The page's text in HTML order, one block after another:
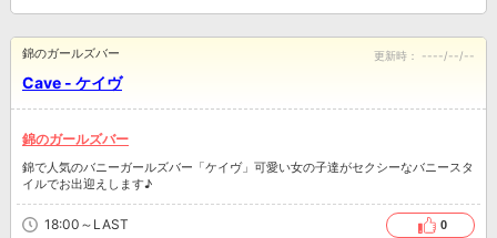
Cave - ケイヴ
錦のガールズバー 更新時： ----/--/--
錦のガールズバー
錦で人気のバニーガールズバー「ケイヴ」可愛い女の子達がセクシーなバニースタ
イルでお出迎えします♪
18:00～LAST
0